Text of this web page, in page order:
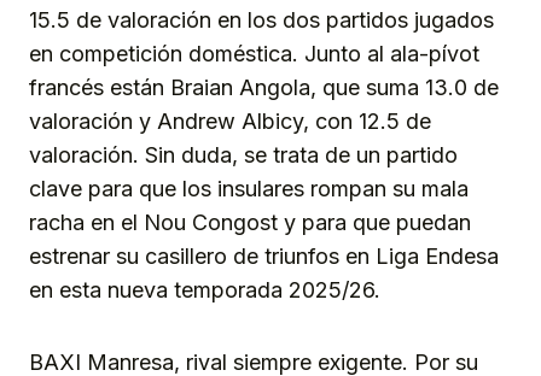
15.5 de valoración en los dos partidos jugados
en competición doméstica. Junto al ala-pívot
francés están Braian Angola, que suma 13.0 de
valoración y Andrew Albicy, con 12.5 de
valoración. Sin duda, se trata de un partido
clave para que los insulares rompan su mala
racha en el Nou Congost y para que puedan
estrenar su casillero de triunfos en Liga Endesa
en esta nueva temporada 2025/26.
BAXI Manresa, rival siempre exigente. Por su